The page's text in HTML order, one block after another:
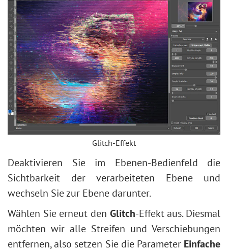
Glitch-Effekt
Deaktivieren Sie im Ebenen-Bedienfeld die
Sichtbarkeit der verarbeiteten Ebene und
wechseln Sie zur Ebene darunter.
Wählen Sie erneut den Glitch-Effekt aus. Diesmal
möchten wir alle Streifen und Verschiebungen
entfernen, also setzen Sie die Parameter Einfache